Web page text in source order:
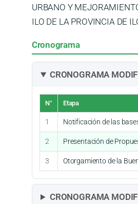
URBANO Y
ILO DE LA PROVINCIA DE
Cronograma
CRONOGRAMA
N° Etapa
1 Notificación de las
2 Presentación de
3 Otorgamiento de la
CRONOGRAMA